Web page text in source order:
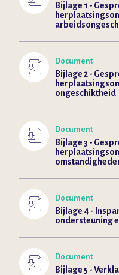
Bijlage 1 -
Document
Bijlage 2 -
ongeschiktheid
Document
Bijlage 3 -
Document
Bijlage 4 -
ondersteuning
Document
Bijlage 5 -